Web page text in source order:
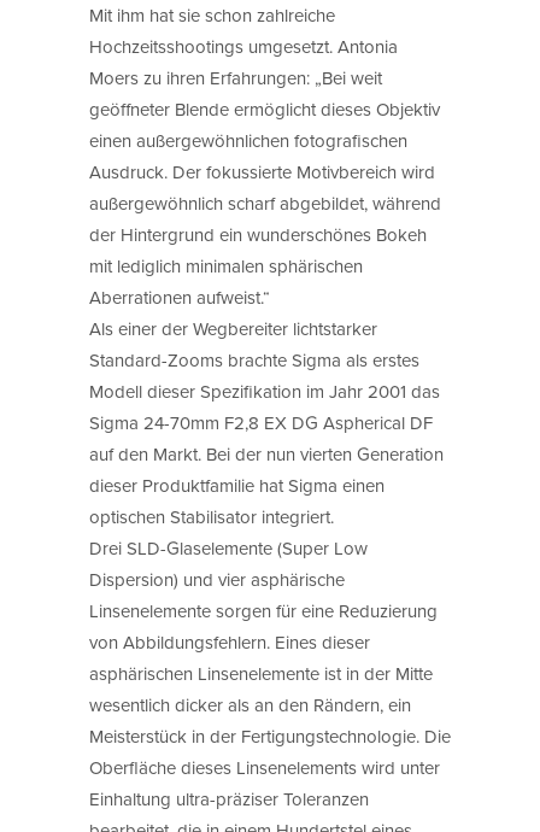
Mit ihm hat sie schon zahlreiche
Hochzeitsshootings umgesetzt. Antonia
Moers zu ihren Erfahrungen: „Bei weit
geöffneter Blende ermöglicht dieses Objektiv
einen außergewöhnlichen fotografischen
Ausdruck. Der fokussierte Motivbereich wird
außergewöhnlich scharf abgebildet, während
der Hintergrund ein wunderschönes Bokeh
mit lediglich minimalen sphärischen
Aberrationen aufweist.“
Als einer der Wegbereiter lichtstarker
Standard-Zooms brachte Sigma als erstes
Modell dieser Spezifikation im Jahr 2001 das
Sigma 24-70mm F2,8 EX DG Aspherical DF
auf den Markt. Bei der nun vierten Generation
dieser Produktfamilie hat Sigma einen
optischen Stabilisator integriert.
Drei SLD-Glaselemente (Super Low
Dispersion) und vier asphärische
Linsenelemente sorgen für eine Reduzierung
von Abbildungsfehlern. Eines dieser
asphärischen Linsenelemente ist in der Mitte
wesentlich dicker als an den Rändern, ein
Meisterstück in der Fertigungstechnologie. Die
Oberfläche dieses Linsenelements wird unter
Einhaltung ultra-präziser Toleranzen